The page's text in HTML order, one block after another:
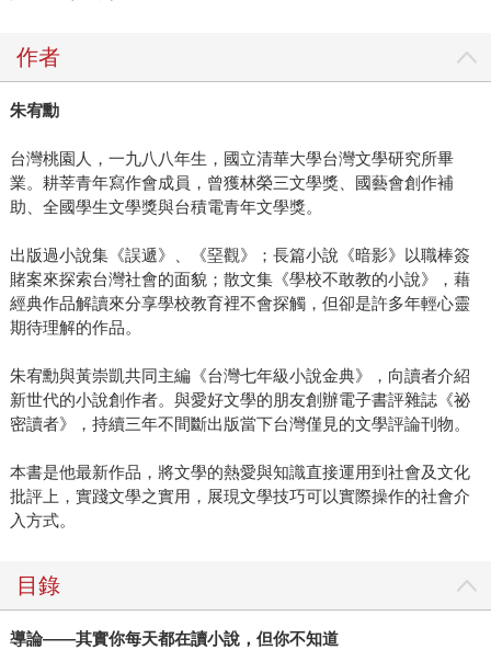
作者
朱宥勳
台灣桃園人，一九八八年生，國立清華大學台灣文學研究所畢
業。耕莘青年寫作會成員，曾獲林榮三文學獎、國藝會創作補
助、全國學生文學獎與台積電青年文學獎。
出版過小說集《誤遞》、《堊觀》；長篇小說《暗影》以職棒簽
賭案來探索台灣社會的面貌；散文集《學校不敢教的小說》，藉
經典作品解讀來分享學校教育裡不會探觸，但卻是許多年輕心靈
期待理解的作品。
朱宥勳與黃崇凱共同主編《台灣七年級小說金典》，向讀者介紹
新世代的小說創作者。與愛好文學的朋友創辦電子書評雜誌《祕
密讀者》，持續三年不間斷出版當下台灣僅見的文學評論刊物。
本書是他最新作品，將文學的熱愛與知識直接運用到社會及文化
批評上，實踐文學之實用，展現文學技巧可以實際操作的社會介
入方式。
目錄
導論——其實你每天都在讀小說，但你不知道